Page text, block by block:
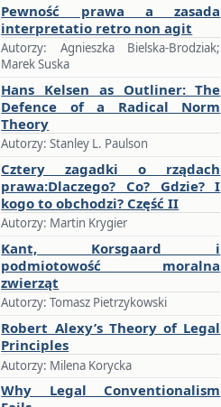
Pewność prawa a zasada
interpretatio retro non agit
Autorzy: Agnieszka Bielska-Brodziak;
Marek Suska
Hans Kelsen as Outliner: The
Defence of a Radical Norm
Theory
Autorzy: Stanley L. Paulson
Cztery zagadki o rządach
prawa:Dlaczego? Co? Gdzie? I
kogo to obchodzi? Część II
Autorzy: Martin Krygier
Kant, Korsgaard i
podmiotowość moralna
zwierząt
Autorzy: Tomasz Pietrzykowski
Robert Alexy’s Theory of Legal
Principles
Autorzy: Milena Korycka
Why Legal Conventionalism